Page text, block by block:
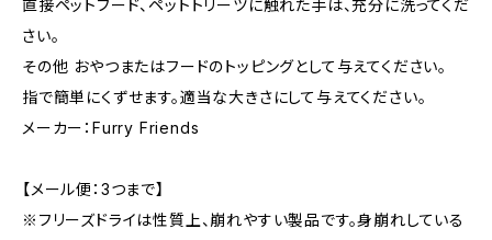
直接ペットフード、ペットトリーツに触れた手は、充分に洗ってくだ
さい。
その他 おやつまたはフードのトッピングとして与えてください。
指で簡単にくずせます。適当な大きさにして与えてください。
メーカー：Furry Friends
【メール便：3つまで】
※フリーズドライは性質上、崩れやすい製品です。身崩れしている